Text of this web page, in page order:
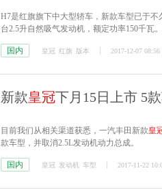
H7是红旗旗下中大型轿车，新款车型已于
台2.5升自然吸气发动机，额定功率150千瓦。
国内 皇冠 红旗 版本 2017-12-07 08:56
新款皇冠下月15日上市 5
目前我们从相关渠道获悉，一汽丰田新款皇
款车型，并取消2.5L发动机动力总成。
国内 皇冠 发动机 车型 2017-11-22